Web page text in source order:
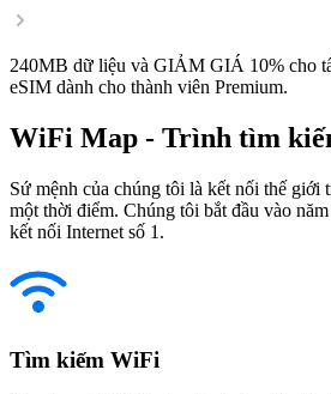
240MB dữ liệu và GIẢM GIÁ 10% cho
eSIM dành cho thành viên Premium.
WiFi Map - Trình tìm
Sứ mệnh của chúng tôi là kết nối thế giới
một thời điểm. Chúng tôi bắt đầu vào
kết nối Internet số 1.
Tìm kiếm WiFi